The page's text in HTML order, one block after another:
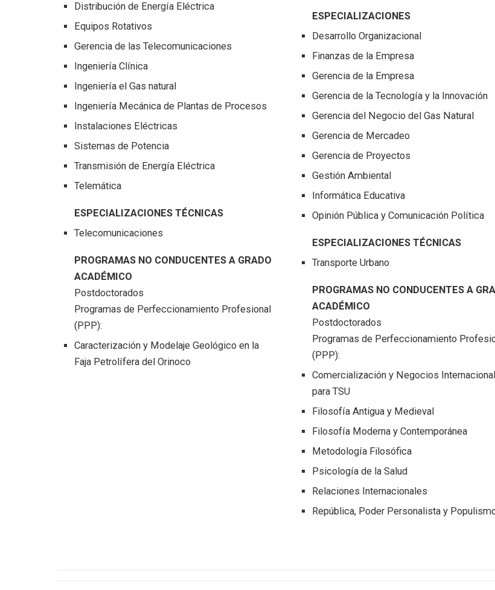
Distribución de Energía Eléctrica
Equipos Rotativos
Gerencia de las Telecomunicaciones
Ingeniería Clínica
Ingeniería el Gas natural
Ingeniería Mecánica de Plantas de Procesos
Instalaciones Eléctricas
Sistemas de Potencia
Transmisión de Energía Eléctrica
Telemática
ESPECIALIZACIONES TÉCNICAS
Telecomunicaciones
PROGRAMAS NO CONDUCENTES A GRADO
ACADÉMICO
Postdoctorados
Programas de Perfeccionamiento Profesional
(PPP):
Caracterización y Modelaje Geológico en la
Faja Petrolífera del Orinoco
ESPECIALIZACIONES
Desarrollo Organizacional
Finanzas de la Empresa
Gerencia de la Empresa
Gerencia de la Tecnología y la Innovación
Gerencia del Negocio del Gas Natural
Gerencia de Mercadeo
Gerencia de Proyectos
Gestión Ambiental
Informática Educativa
Opinión Pública y Comunicación Política
ESPECIALIZACIONES TÉCNICAS
Transporte Urbano
PROGRAMAS NO CONDUCENTES A
ACADÉMICO
Postdoctorados
Programas de Perfeccionamiento
(PPP):
Comercialización y Negocios
para TSU
Filosofía Antigua y Medieval
Filosofía Moderna y Contemporánea
Metodología Filosófica
Psicología de la Salud
Relaciones Internacionales
República, Poder Personalista y